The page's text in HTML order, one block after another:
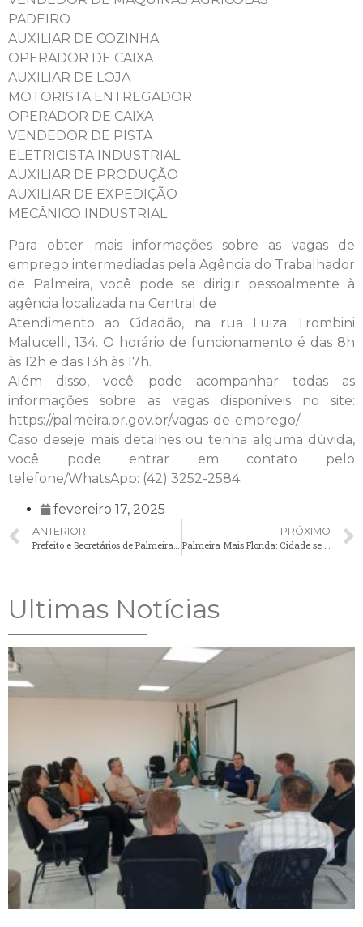
PADEIRO
AUXILIAR DE COZINHA
OPERADOR DE CAIXA
AUXILIAR DE LOJA
MOTORISTA ENTREGADOR
OPERADOR DE CAIXA
VENDEDOR DE PISTA
ELETRICISTA INDUSTRIAL
AUXILIAR DE PRODUÇÃO
AUXILIAR DE EXPEDIÇÃO
MECÂNICO INDUSTRIAL
Para obter mais informações sobre as vagas de
emprego intermediadas pela Agência do Trabalhador
de Palmeira, você pode se dirigir pessoalmente à
agência localizada na Central de
Atendimento ao Cidadão, na rua Luiza Trombini
Malucelli, 134. O horário de funcionamento é das 8h
às 12h e das 13h às 17h.
Além disso, você pode acompanhar todas as
informações sobre as vagas disponíveis no site:
https://palmeira.pr.gov.br/vagas-de-emprego/
Caso deseje mais detalhes ou tenha alguma dúvida,
você pode entrar em contato pelo
telefone/WhatsApp: (42) 3252-2584.
fevereiro 17, 2025
ANTERIOR
Prefeito e Secretários de Palmeira participam do Paraná Mais Cidades, em Foz do Iguaçu
PRÓXIMO
Palmeira Mais Florida: Cidade se prepara para seu aniversário com revitalização do paisagismo
Ultimas Notícias